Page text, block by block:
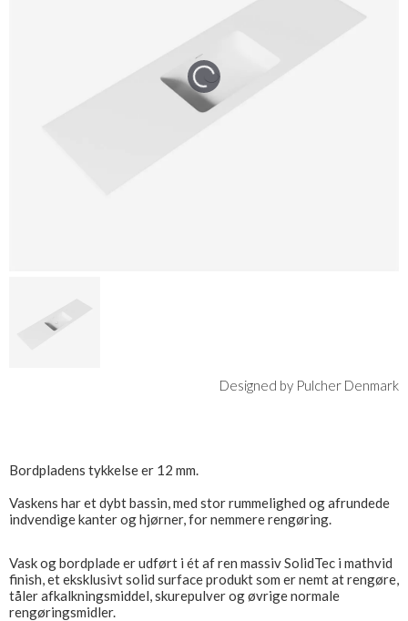
Designed by Pulcher Denmark
Bordpladens tykkelse er 12 mm.
Vaskens har et dybt bassin, med stor rummelighed og afrundede
indvendige kanter og hjørner, for nemmere rengøring.
Vask og bordplade er udført i ét af ren massiv SolidTec i mathvid
finish, et eksklusivt solid surface produkt som er nemt at rengøre,
tåler afkalkningsmiddel, skurepulver og øvrige normale
rengøringsmidler.